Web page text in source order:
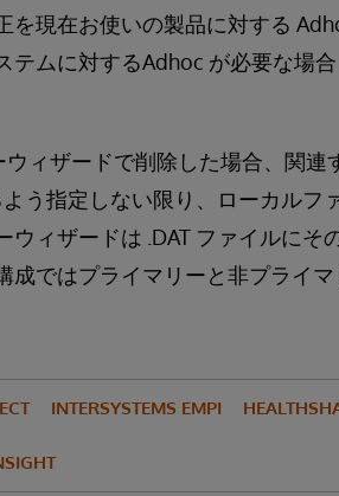
を現在お使いの製品に対する
テムに対するAdhoc が必要な場合
ィザードで削除した場合、関連
う指定しない限り、ローカルフ
ィザードは .DAT ファイルにそ
ではプライマリーと非プライマ
INTERSYSTEMS EMPI